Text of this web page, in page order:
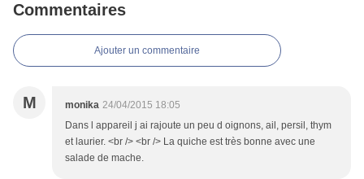
Commentaires
Ajouter un commentaire
M monika 24/04/2015 18:05
Dans l appareil j ai rajoute un peu d oignons, ail, persil, thym
et laurier. <br /> <br /> La quiche est très bonne avec une
salade de mache.